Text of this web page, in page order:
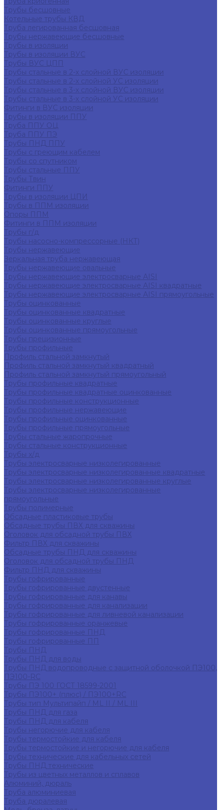
Трубы бесшовные
Котельные трубы КВД
Труба легированная бесшовная
Трубы нержавеющие бесшовные
Трубы в изоляции
Трубы в изоляции ВУС
Трубы ВУС ЦПП
Трубы стальные в 2-х слойной ВУС изоляции
Трубы стальные в 2-х слойной УС изоляции
Трубы стальные в 3-х слойной ВУС изоляции
Трубы стальные в 3-х слойной УС изоляции
Фитинги в ВУС изоляции
Трубы в изоляции ППУ
Труба ППУ ОЦ
Труба ППУ ПЭ
Трубы ПНД ППУ
Трубы с греющим кабелем
Трубы со спутником
Трубы стальные ППУ
Трубы Твин
Фитинги ППУ
Трубы в изоляции ЦПИ
Трубы в ППМ изоляции
Опоры ППМ
Фитинги в ППМ изоляции
Трубы г/д
Трубы насосно-компрессорные (НКТ)
Трубы нержавеющие
Зеркальная труба нержавеющая
Трубы нержавеющие овальные
Трубы нержавеющие электросварные AISI
Трубы нержавеющие электросварные AISI квадратные
Трубы нержавеющие электросварные AISI прямоугольные
Трубы оцинкованные
Трубы оцинкованные квадратные
Трубы оцинкованные круглые
Трубы оцинкованные прямоугольные
Трубы прецизионные
Трубы профильные
Профиль стальной замкнутый
Профиль стальной замкнутый квадратный
Профиль стальной замкнутый прямоугольный
Трубы профильные квадратные
Трубы профильные квадратные оцинкованные
Трубы профильные конструкционные
Трубы профильные нержавеющие
Трубы профильные оцинкованные
Трубы профильные прямоугольные
Трубы стальные жаропрочные
Трубы стальные конструкционные
Трубы х/д
Трубы электросварные низколегированные
Трубы электросварные низколегированные квадратные
Трубы электросварные низколегированные круглые
Трубы электросварные низколегированные
прямоугольные
Трубы полимерные
Обсадные пластиковые трубы
Обсадные трубы ПВХ для скважины
Оголовок для обсадной трубы ПВХ
Фильтр ПВХ для скважины
Обсадные трубы ПНД для скважины
Оголовок для обсадной трубы ПНД
Фильтр ПНД для скважины
Трубы гофрированные
Трубы гофрированные двустенные
Трубы гофрированные для канавы
Трубы гофрированные для канализации
Трубы гофрированные для ливневой канализации
Трубы гофрированные оранжевые
Трубы гофрированные ПНД
Трубы гофрированные ПП
Трубы ПНД
Трубы ПНД для воды
Трубы ПНД водопроводные с защитной оболочкой ПЭ100,
ПЭ100-RC
Трубы ПЭ 100 ГОСТ 18599-2001
Трубы ПЭ100+ (плюс) / ПЭ100+RC
Трубы тип Мультипайп / ML II / ML III
Трубы ПНД для газа
Трубы ПНД для кабеля
Трубы негорючие для кабеля
Трубы термостойкие для кабеля
Трубы термостойкие и негорючие для кабеля
Трубы технические для кабельных сетей
Трубы ПНД технические
Трубы из цветных металлов и сплавов
Алюминий, дюраль
Труба алюминиевая
Труба дюралевая